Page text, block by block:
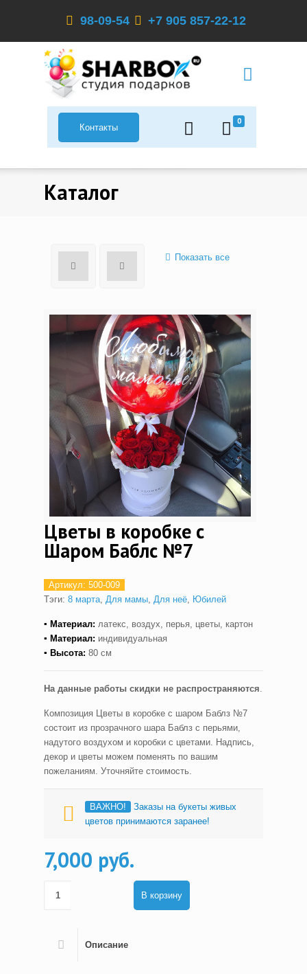
98-09-54 +7 905 857-22-12
0
Контакты
Каталог
Показать все
Цветы в коробке с
Шаром Баблс №7
Артикул: 500-009
Тэги: 8 марта, Для мамы, Для неё, Юбилей
▪ Материал: латекс, воздух, перья, цветы, картон
▪ Материал: индивидуальная
▪ Высота: 80 см
На данные работы скидки не распространяются.
Композиция Цветы в коробке с шаром Баблз №7
состоит из прозрачного шара Баблз с перьями,
надутого воздухом и коробки с цветами. Надпись,
декор и цветы можем поменять по вашим
пожеланиям. Уточняйте стоимость.
ВАЖНО!
Заказы на букеты живых
цветов принимаются заранее!
7,000 руб.
В корзину
Описание